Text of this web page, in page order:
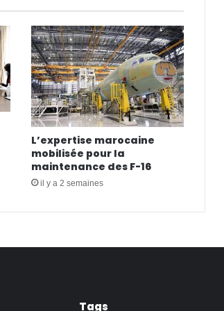
L’expertise marocaine
mobilisée pour la
maintenance des F-16
il y a 2 semaines
Tags